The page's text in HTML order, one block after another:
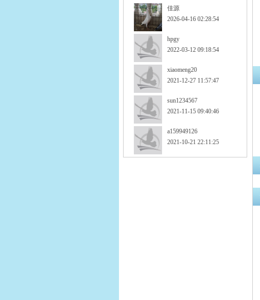
佳源
2026-04-16 02:28:54
hpgy
2022-03-12 09:18:54
xiaomeng20
2021-12-27 11:57:47
sun1234567
2021-11-15 09:40:46
a159949126
2021-10-21 22:11:25